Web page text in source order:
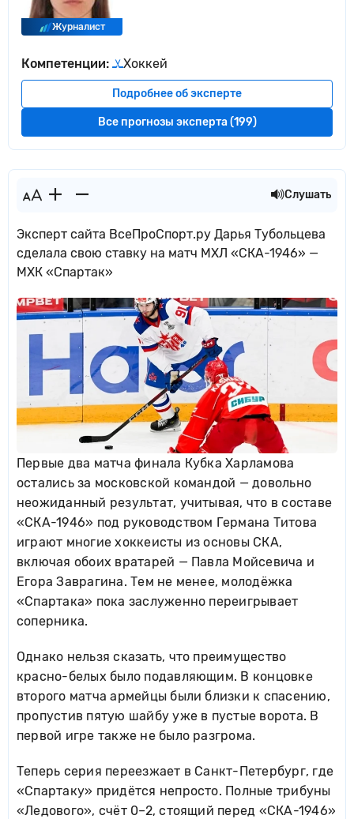
Журналист
Подробнее об эксперте
Все прогнозы эксперта (199)
Компетенции: Хоккей
Слушать
Эксперт сайта ВсеПроСпорт.ру Дарья Тубольцева
сделала свою ставку на матч МХЛ «СКА-1946» —
МХК «Спартак»
Первые два матча финала Кубка Харламова
остались за московской командой — довольно
неожиданный результат, учитывая, что в составе
«СКА-1946» под руководством Германа Титова
играют многие хоккеисты из основы СКА,
включая обоих вратарей — Павла Мойсевича и
Егора Заврагина. Тем не менее, молодёжка
«Спартака» пока заслуженно переигрывает
соперника.
Однако нельзя сказать, что преимущество
красно-белых было подавляющим. В концовке
второго матча армейцы были близки к спасению,
пропустив пятую шайбу уже в пустые ворота. В
первой игре также не было разгрома.
Теперь серия переезжает в Санкт-Петербург, где
«Спартаку» придётся непросто. Полные трибуны
«Ледового», счёт 0–2, стоящий перед «СКА-1946»